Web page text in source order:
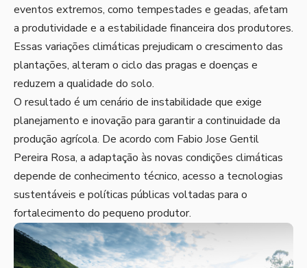
eventos extremos, como tempestades e geadas, afetam
a produtividade e a estabilidade financeira dos produtores.
Essas variações climáticas prejudicam o crescimento das
plantações, alteram o ciclo das pragas e doenças e
reduzem a qualidade do solo.
O resultado é um cenário de instabilidade que exige
planejamento e inovação para garantir a continuidade da
produção agrícola. De acordo com Fabio Jose Gentil
Pereira Rosa, a adaptação às novas condições climáticas
depende de conhecimento técnico, acesso a tecnologias
sustentáveis e políticas públicas voltadas para o
fortalecimento do pequeno produtor.